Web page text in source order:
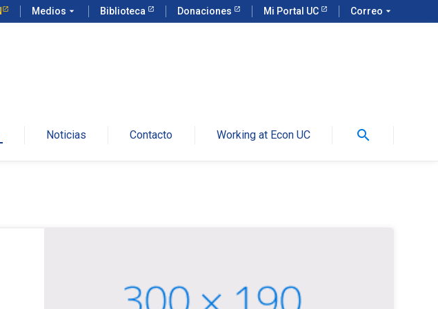
Medios arrow_drop_down Biblioteca Donaciones Mi Portal UC Correo arrow_drop_down
Noticias Contacto Working at Econ UC search